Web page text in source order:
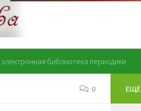
библиотека периодики
0 ЕЩЁ